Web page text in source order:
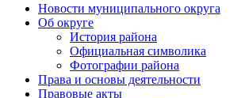
Новости муниципального округа
Об округе
История района
Официальная символика
Фотографии района
Права и основы деятельности
Правовые акты